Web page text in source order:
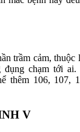
cảm, thuộc
đụng chạm tới ai.
thêm 106, 107,
V